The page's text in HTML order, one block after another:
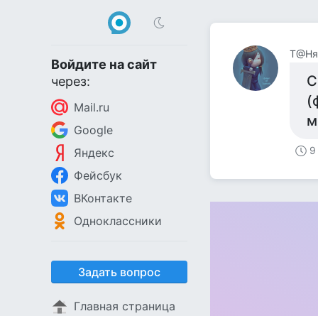
Войдите на сайт
через:
Mail.ru
Google
Яндекс
Фейсбук
ВКонтакте
Одноклассники
Задать вопрос
Главная страница
Т@Ня
9